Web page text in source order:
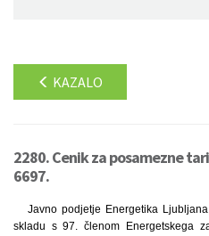
KAZALO
2280. Cenik za posamezne
6697.
Javno podjetje Energetika
skladu s 97. členom Energetskega